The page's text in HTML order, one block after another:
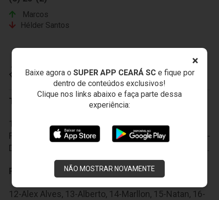
×
Baixe agora o SUPER APP CEARÁ SCe fique por
dentro de conteúdos exclusivos!
Clique nos links abaixo e faça parte dessa
experiência:
NÃO MOSTRAR NOVAMENTE
Marcos
Hélder Santos
SANTA CRUZ FUTEBOL CLUBE
Titulares:
1-Tiago Cardoso, 2-Tony, 3-Alemão, 4-Renan
Fonseca, 5-Sandro Manoel, 6-Tiago Costa, 7-Bileu, 8-
Danilo Pires, 9-Léo Gamalho, 10-Wescley e 11-Keno.
Reservas:
12-Alex Alves, 13-Alberto, 14-Marllon, 15-Natan, 16-